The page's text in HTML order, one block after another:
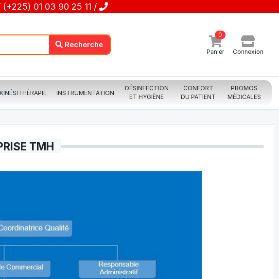
01 03 90 25 11 /
Recherche
0
Panier Connexion
KINÉSITHÉRAPIE INSTRUMENTATION
DÉSINFECTION
ET HYGIÈNE
CONFORT
DU PATIENT
PROMOS
MÉDICALES
TMH